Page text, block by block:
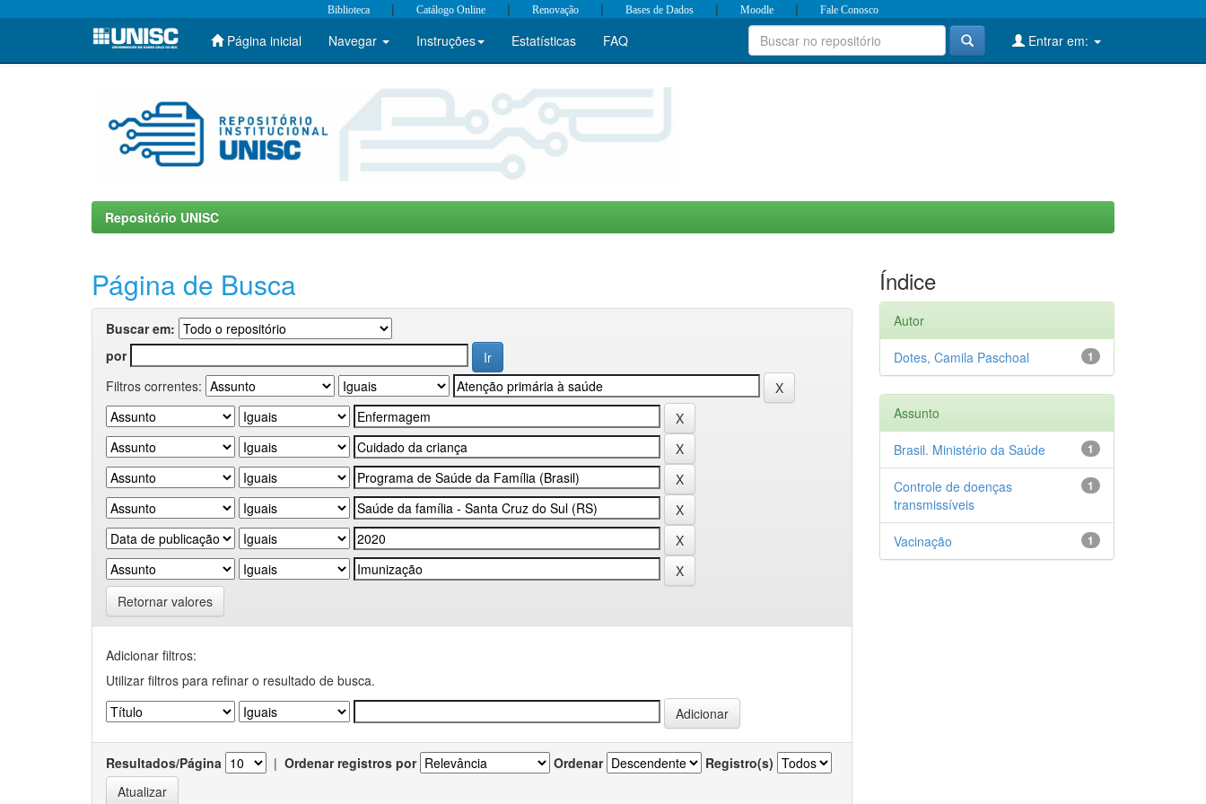
Skip
Biblioteca | Catálogo Online | Renovação | Bases de Dados | Moodle | Fale Conosco
Página inicial Navegar Instruções Estatísticas FAQ Entrar em:
Repositório UNISC
Página de Busca
Buscar em:
por
Filtros correntes:
Retornar valores
Adicionar filtros:
Utilizar filtros para refinar o resultado de busca.
Resultados/Página | Ordenar registros por Ordenar Registro(s)
Índice
Autor
1
Dotes, Camila Paschoal
Assunto
1
Brasil. Ministério da Saúde
1
Controle de doenças
transmissíveis
1
Vacinação